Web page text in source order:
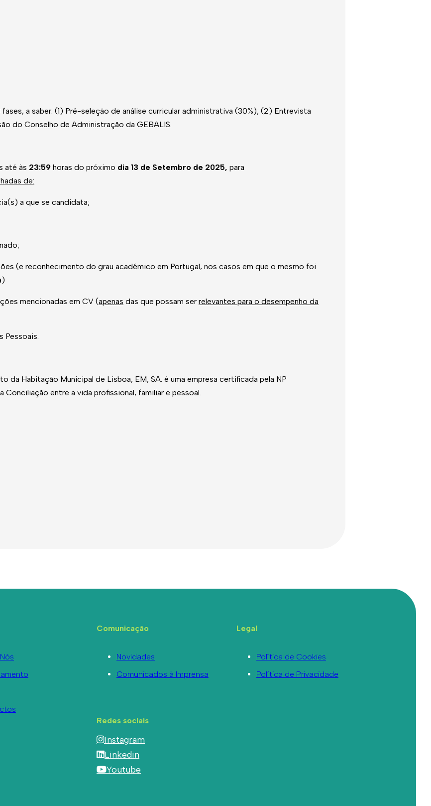
a saber: (1) Pré-seleção de análise curricular administrativa (30%); (2) Entrevista
do Conselho de Administração da GEBALIS.
até às 23:59 horas do próximo dia 13 de Setembro de 2025, para
de:
a que se candidata;
(e reconhecimento do grau académico em Portugal, nos casos em que o mesmo foi
mencionadas em CV (apenas das que possam ser relevantes para o desempenho da
Pessoais.
da Habitação Municipal de Lisboa, EM, SA. é uma empresa certificada pela NP
entre a vida profissional, familiar e pessoal.
Comunicação
Novidades
Comunicados à Imprensa
Redes sociais
Instagram
Linkedin
Youtube
Legal
Política de Cookies
Política de Privacidade